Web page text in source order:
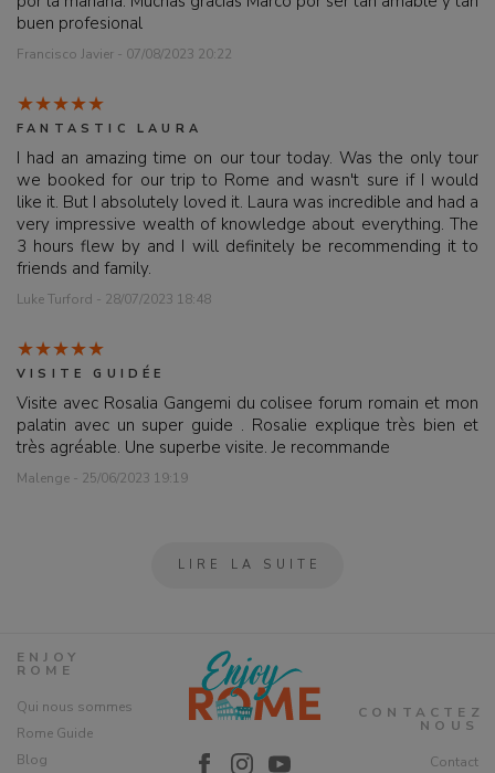
buen profesional
Francisco Javier - 07/08/2023 20:22
FANTASTIC LAURA
I had an amazing time on our tour today. Was the only tour
we booked for our trip to Rome and wasn't sure if I would
like it. But I absolutely loved it. Laura was incredible and had a
very impressive wealth of knowledge about everything. The
3 hours flew by and I will definitely be recommending it to
friends and family.
Luke Turford - 28/07/2023 18:48
VISITE GUIDÉE
Visite avec Rosalia Gangemi du colisee forum romain et mon
palatin avec un super guide . Rosalie explique très bien et
très agréable. Une superbe visite. Je recommande
Malenge - 25/06/2023 19:19
LIRE LA SUITE
ENJOY
ROME
Qui nous sommes
Rome Guide
Blog
CONTACTEZ
NOUS
Contact